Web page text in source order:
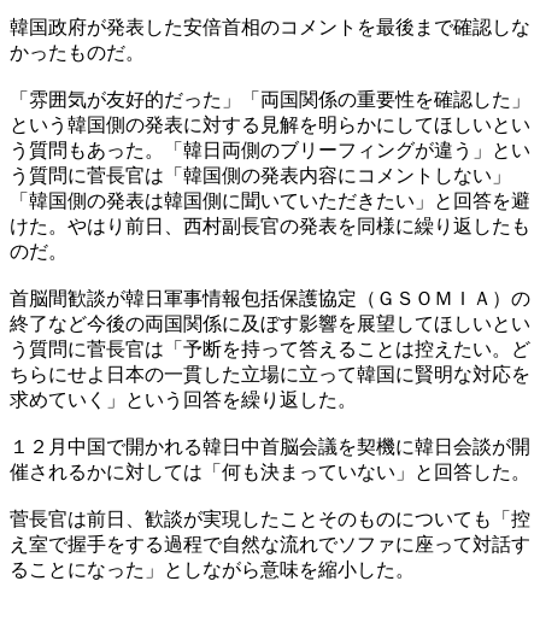
韓国政府が発表した安倍首相のコメントを最後まで確認しな
かったものだ。
「雰囲気が友好的だった」「両国関係の重要性を確認した」
という韓国側の発表に対する見解を明らかにしてほしいとい
う質問もあった。「韓日両側のブリーフィングが違う」とい
う質問に菅長官は「韓国側の発表内容にコメントしない」
「韓国側の発表は韓国側に聞いていただきたい」と回答を避
けた。やはり前日、西村副長官の発表を同様に繰り返したも
のだ。
首脳間歓談が韓日軍事情報包括保護協定（ＧＳＯＭＩＡ）の
終了など今後の両国関係に及ぼす影響を展望してほしいとい
う質問に菅長官は「予断を持って答えることは控えたい。ど
ちらにせよ日本の一貫した立場に立って韓国に賢明な対応を
求めていく」という回答を繰り返した。
１２月中国で開かれる韓日中首脳会議を契機に韓日会談が開
催されるかに対しては「何も決まっていない」と回答した。
菅長官は前日、歓談が実現したことそのものについても「控
え室で握手をする過程で自然な流れでソファに座って対話す
ることになった」としながら意味を縮小した。